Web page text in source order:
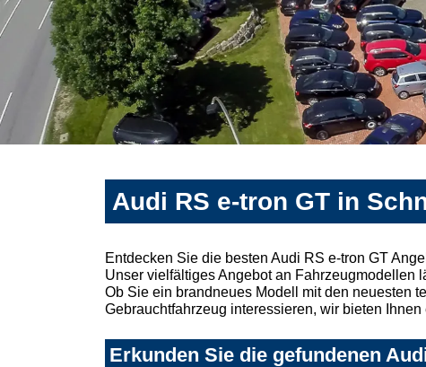
Audi RS e-tron GT in
Entdecken Sie die besten Audi RS e-tron GT
Unser vielfältiges Angebot an Fahrzeugmodellen
Ob Sie ein brandneues Modell mit den neuesten
Gebrauchtfahrzeug interessieren, wir bieten
Erkunden Sie die gefundenen